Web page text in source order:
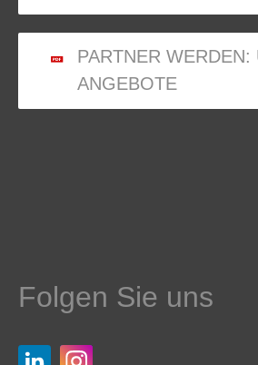
PARTNER WERDEN:
ANGEBOTE
Folgen Sie uns